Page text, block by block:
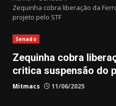
Zequinha cobra liberação da
projeto pelo STF
Senado
Zequinha cobra
critica suspensão do
Mitmacs 11/06/2025